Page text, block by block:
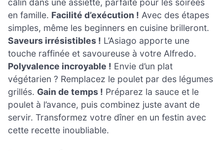
câlin dans une assiette, parfaite pour les soirées
en famille. Facilité d’exécution ! Avec des étapes
simples, même les beginners en cuisine brilleront.
Saveurs irrésistibles ! L’Asiago apporte une
touche raffinée et savoureuse à votre Alfredo.
Polyvalence incroyable ! Envie d’un plat
végétarien ? Remplacez le poulet par des légumes
grillés. Gain de temps ! Préparez la sauce et le
poulet à l’avance, puis combinez juste avant de
servir. Transformez votre dîner en un festin avec
cette recette inoubliable.